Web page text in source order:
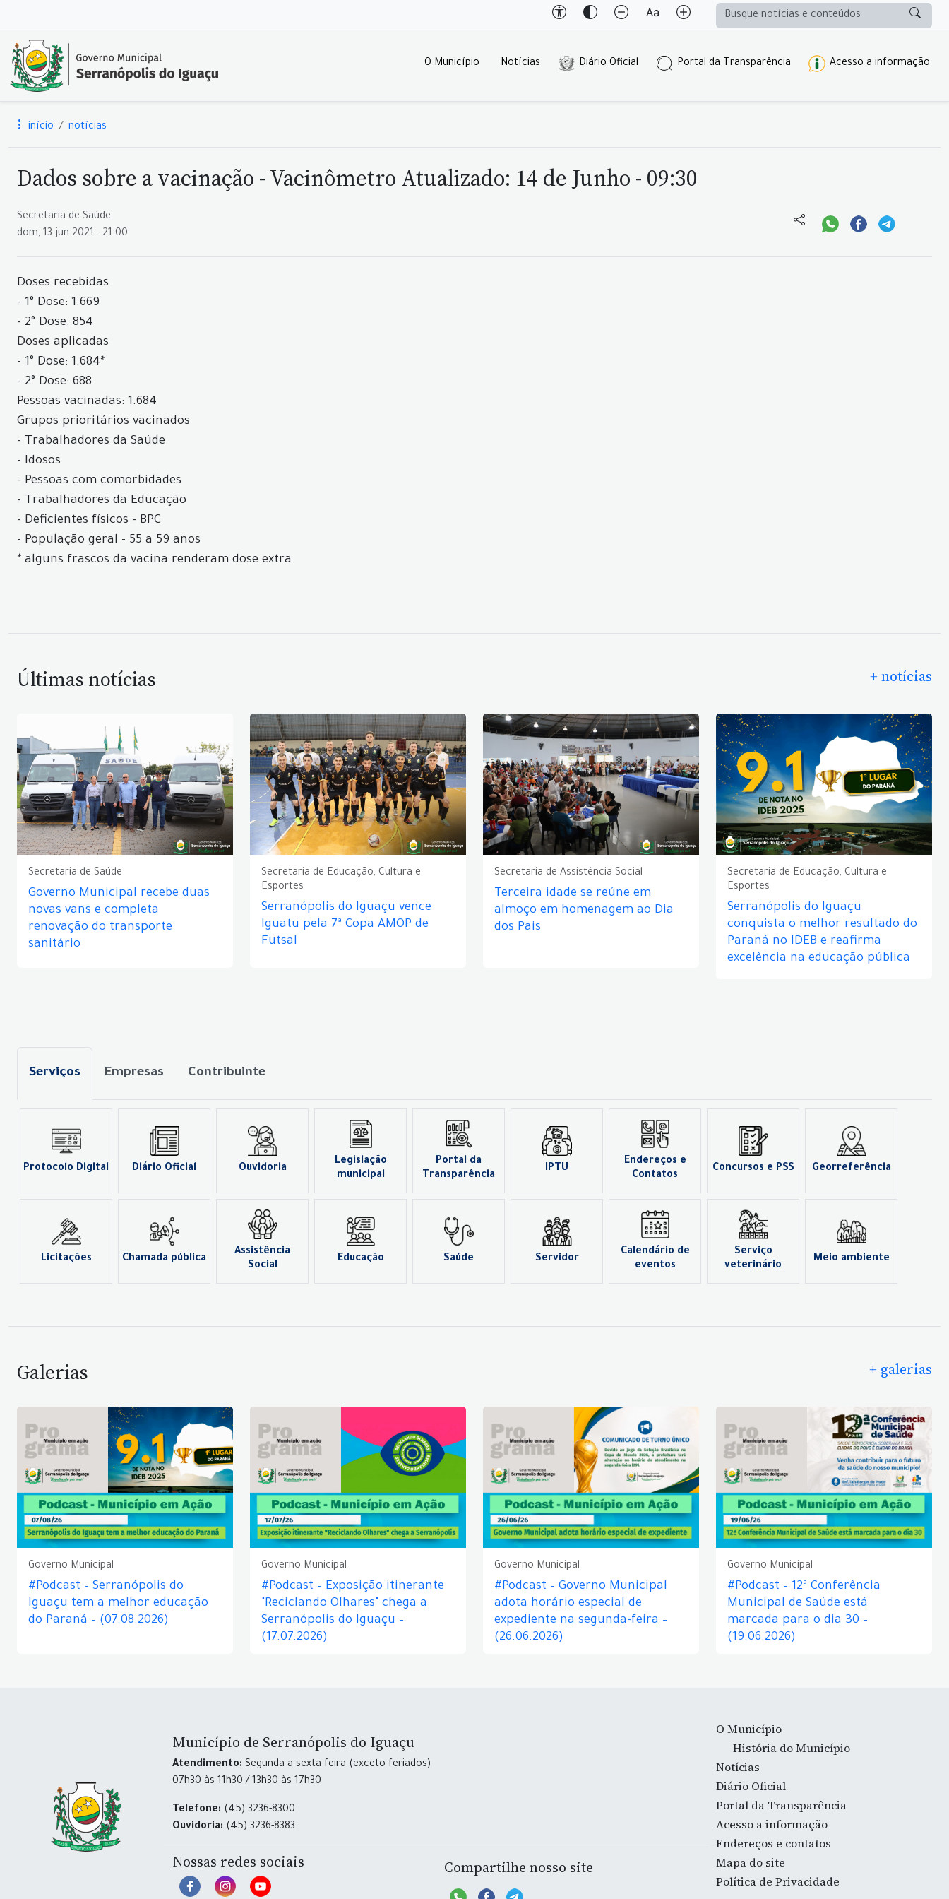
O Município Notícias Diário Oficial Portal da Transparência Acesso a informação
início notícias
Dados sobre a vacinação - Vacinômetro Atualizado: 14 de Junho - 09:30
Secretaria de Saúde
dom, 13 jun 2021 - 21:00
Doses recebidas
- 1° Dose: 1.669
- 2° Dose: 854
Doses aplicadas
- 1° Dose: 1.684*
- 2° Dose: 688
Pessoas vacinadas: 1.684
Grupos prioritários vacinados
- Trabalhadores da Saúde
- Idosos
- Pessoas com comorbidades
- Trabalhadores da Educação
- Deficientes físicos - BPC
- População geral - 55 a 59 anos
* alguns frascos da vacina renderam dose extra
Últimas notícias + notícias
Secretaria de Saúde
Governo Municipal recebe duas
novas vans e completa
renovação do transporte
sanitário
Secretaria de Educação, Cultura e
Esportes
Serranópolis do Iguaçu vence
Iguatu pela 7ª Copa AMOP de
Futsal
Secretaria de Assistência Social
Terceira idade se reúne em
almoço em homenagem ao Dia
dos Pais
Secretaria de Educação, Cultura e
Esportes
Serranópolis do Iguaçu
conquista o melhor resultado do
Paraná no IDEB e reafirma
excelência na educação pública
Serviços Empresas Contribuinte
Protocolo Digital Diário Oficial Ouvidoria
Legislação
municipal
Portal da
Transparência
IPTU
Endereços e
Contatos
Concursos e PSS Georreferência
Licitações Chamada pública
Assistência
Social
Educação Saúde Servidor
Calendário de
eventos
Serviço
veterinário
Meio ambiente
Galerias + galerias
Governo Municipal
#Podcast – Serranópolis do
Iguaçu tem a melhor educação
do Paraná – (07.08.2026)
Governo Municipal
#Podcast – Exposição itinerante
"Reciclando Olhares" chega a
Serranópolis do Iguaçu –
(17.07.2026)
Governo Municipal
#Podcast – Governo Municipal
adota horário especial de
expediente na segunda-feira –
(26.06.2026)
Governo Municipal
#Podcast – 12ª Conferência
Municipal de Saúde está
marcada para o dia 30 –
(19.06.2026)
Município de Serranópolis do Iguaçu
Atendimento: Segunda a sexta-feira (exceto feriados)
07h30 às 11h30 / 13h30 às 17h30
Telefone: (45) 3236-8300
Ouvidoria: (45) 3236-8383
Nossas redes sociais Compartilhe nosso site
O Município
História do Município
Notícias
Diário Oficial
Portal da Transparência
Acesso a informação
Endereços e contatos
Mapa do site
Política de Privacidade